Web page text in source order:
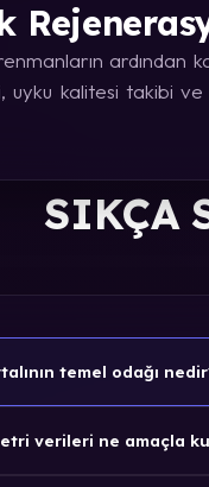
ardından
kalitesi takibi ve
SIKÇA
temel odağı
verileri ne amaçla